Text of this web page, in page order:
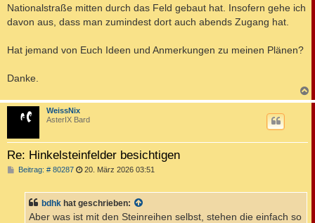
Nationalstraße mitten durch das Feld gebaut hat. Insofern gehe ich
davon aus, dass man zumindest dort auch abends Zugang hat.
Hat jemand von Euch Ideen und Anmerkungen zu meinen Plänen?
Danke.
a
WeissNix
AsterIX Bard
Re: Hinkelsteinfelder besichtigen
Beitrag: # 80287B
r
a
20. März 2026 03:51
bdhk hat geschrieben:
Aber was ist mit den Steinreihen selbst, stehen die einfach so